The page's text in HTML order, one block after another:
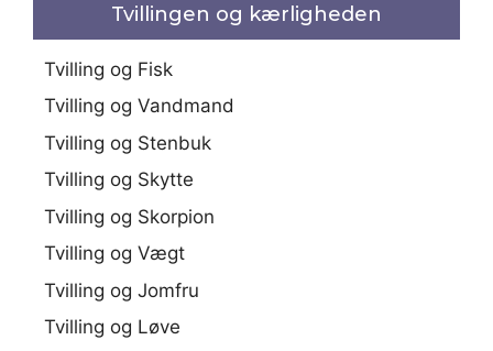
Tvillingen og kærligheden
Tvilling og Fisk
Tvilling og Vandmand
Tvilling og Stenbuk
Tvilling og Skytte
Tvilling og Skorpion
Tvilling og Vægt
Tvilling og Jomfru
Tvilling og Løve